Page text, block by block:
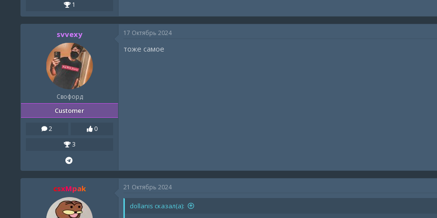
1
svvexy
Свофорд
Customer
2
0
3
17 Октябрь 2024
тоже самое
csxMpak 21 Октябрь 2024
dollanis сказал(а):